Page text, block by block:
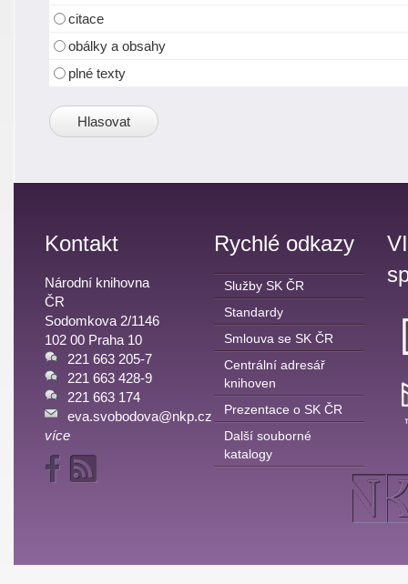
citace
obálky a obsahy
plné texty
Kontakt
Národní knihovna
ČR
Sodomkova 2/1146
102 00 Praha 10
221 663 205-7
221 663 428-9
221 663 174
eva.svobodova@nkp.cz
více
Rychlé odkazy
Služby SK ČR
Standardy
Smlouva se SK ČR
Centrální adresář
knihoven
Prezentace o SK ČR
Další souborné
katalogy